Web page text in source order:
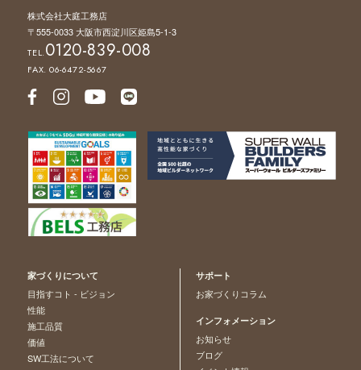
株式会社大庭工務店
〒555-0033 大阪市西淀川区姫島5-1-3
TEL.0120-839-008
FAX. 06-6472-5667
家づくりについて
目指すコト - ビジョン
性能
施工品質
価値
SW工法について
サポート
お家づくりコラム
インフォメーション
お知らせ
ブログ